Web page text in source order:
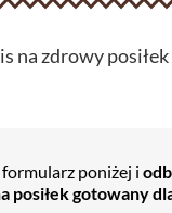
poniżej i
posiłek gotowany